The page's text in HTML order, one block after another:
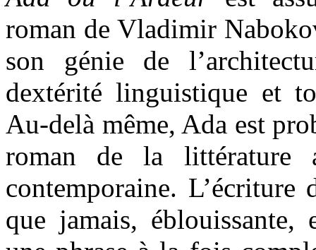
roman de Vladimir
son génie de
dextérité linguistique et
Au-delà même, Ada est
roman de la littérature
contemporaine.
que jamais,